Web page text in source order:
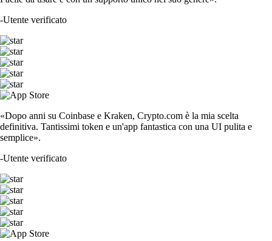
-Utente verificato
«Dopo anni su Coinbase e Kraken, Crypto.com è la mia scelta
definitiva. Tantissimi token e un'app fantastica con una UI pulita e
semplice».
-Utente verificato